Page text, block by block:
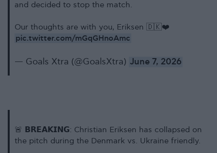
and decided to stop the match.
Our thoughts are with you, Eriksen 🇩🇰❤️
pic.twitter.com/mGqGHnoAmc
— Goals Xtra (@GoalsXtra) June 7, 2026
🚨 𝗕𝗥𝗘𝗔𝗞𝗜𝗡𝗚: Christian Eriksen has collapsed on
the pitch during the Denmark vs. Ukraine friendly.